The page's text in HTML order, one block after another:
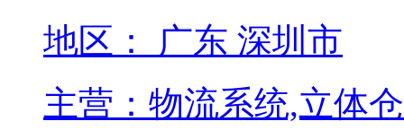
地区： 广东 深圳市
主营：物流系统,立体